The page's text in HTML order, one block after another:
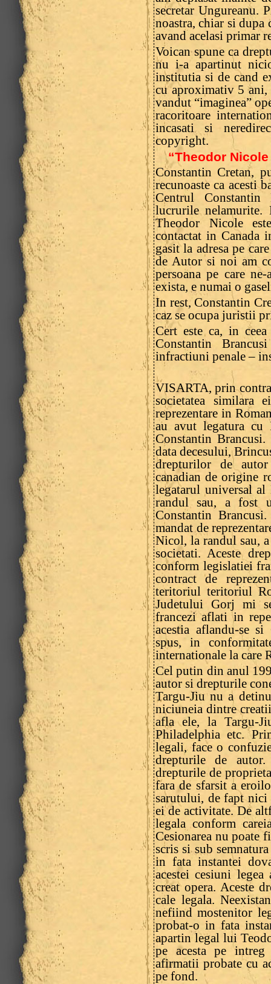
secretar Ungureanu.
noastra, chiar si dupa
avand acelasi primar
Voican spune ca
nu i-a apartinut
institutia si de cand
cu aproximativ 5
vandut “imaginea”
racoritoare
incasati si
copyright.
“Theodor
Constantin Cretan,
recunoaste ca acesti
Centrul Constantin
lucrurile nelamurite.
Theodor Nicole
contactat in Canada
gasit la adresa pe
de Autor si noi am
persoana pe care
exista, e numai o
In rest, Constantin
caz se ocupa juristii
Cert este ca, in
Constantin
infractiuni penale –
VISARTA, prin
societatea similara
reprezentare in
au avut legatura cu
Constantin
data decesului,
drepturilor de autor
canadian de origine
legatarul universal al
randul sau, a fost
Constantin
mandat de
Nicol, la randul sau,
societati. Aceste
conform legislatiei
contract de
teritoriul teritoriul
Judetului Gorj mi
francezi aflati in
acestia aflandu-se
spus, in
internationale la care
Cel putin din anul
autor si drepturile
Targu-Jiu nu a
niciuneia dintre
afla ele, la Targu-
Philadelphia etc.
legali, face o
drepturile de
drepturile de
fara de sfarsit a
sarutului, de fapt nici
ei de activitate. De
legala conform
Cesionarea nu poate
scris si sub
in fata instantei
acestei cesiuni
creat opera. Aceste
cale legala.
nefiind mostenitor
probat-o in fata
apartin legal lui
pe acesta pe
afirmatii probate cu
pe fond.